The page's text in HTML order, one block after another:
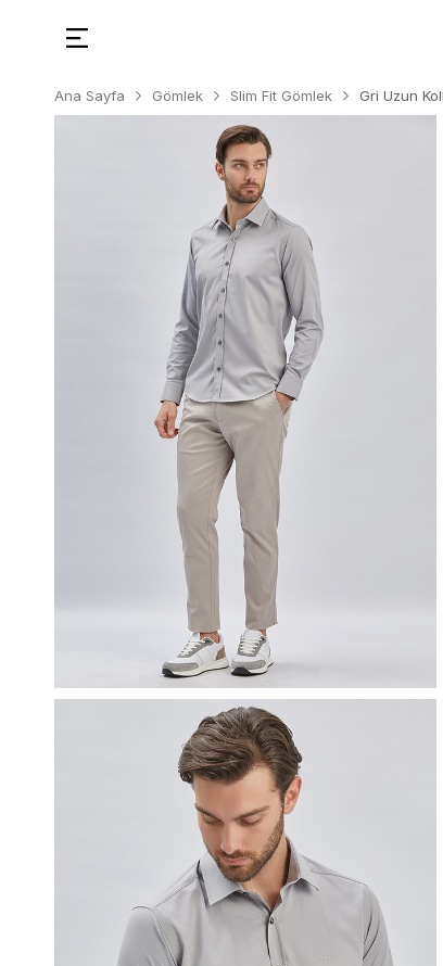
Ana Sayfa Gömlek Slim Fit Gömlek Gri Uzun